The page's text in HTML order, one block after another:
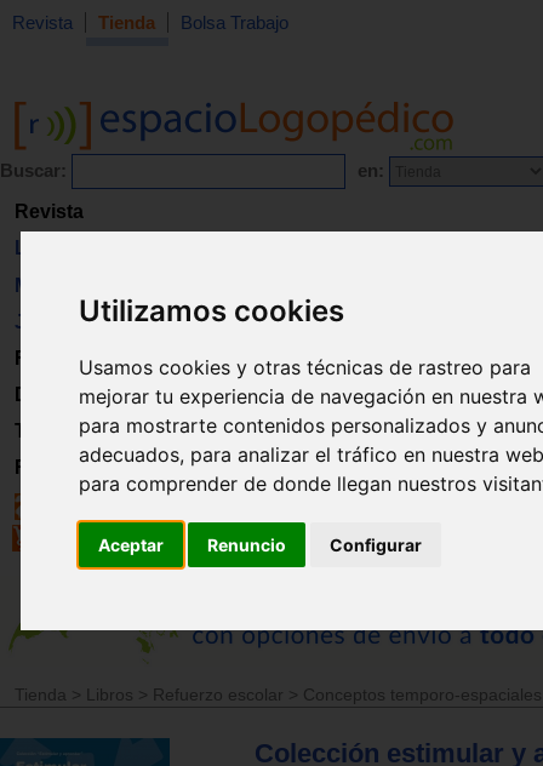
Utilizamos cookies
Usamos cookies y otras técnicas de rastreo para
mejorar tu experiencia de navegación en nuestra
para mostrarte contenidos personalizados y
adecuados, para analizar el tráfico en nuestra
para comprender de donde llegan nuestros
Aceptar Renuncio Configurar
Revista Tienda Bolsa Trabajo
Buscar: en:
Revista
Libros
Material
Juguetes
Formación
Directorio
Trabajo
Registro
Tienda > Libros > Refuerzo escolar > Conceptos temporo-espaciales
Colección estimular y